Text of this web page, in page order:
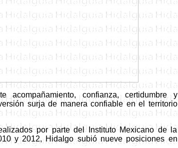
confianza, certidumbre y
surja de manera confiable en el territorio
por parte del Instituto Mexicano de la
y 2012, Hidalgo subiónueve posiciones en